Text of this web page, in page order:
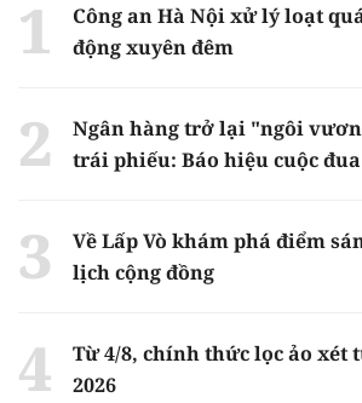
Công an Hà Nội xử lý loạt
động xuyên đêm
Ngân hàng trở lại "ngôi
trái phiếu: Báo hiệu cuộc
Về Lấp Vò khám phá điểm
lịch cộng đồng
Từ 4/8, chính thức lọc ảo xét
2026